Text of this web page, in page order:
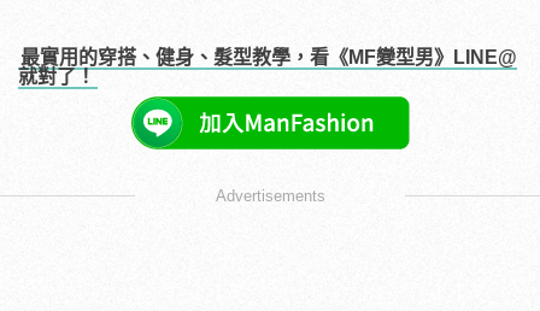
最實用的穿搭、健身、髮型教學，看《MF變型男》LINE@
就對了！
Advertisements